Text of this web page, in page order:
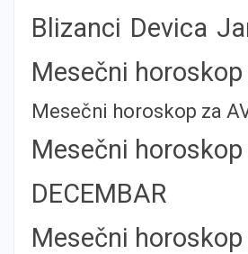
Blizanci Devica
Mesečni horoskop
Mesečni horoskop za
Mesečni horoskop
DECEMBAR
Mesečni horoskop